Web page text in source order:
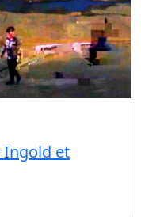
Ingold et